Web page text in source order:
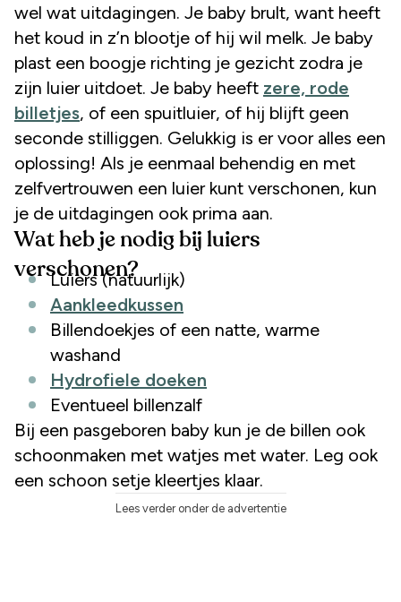
wel wat uitdagingen. Je baby brult, want heeft
het koud in z’n blootje of hij wil melk. Je baby
plast een boogje richting je gezicht zodra je
zijn luier uitdoet. Je baby heeft zere, rode
billetjes, of een spuitluier, of hij blijft geen
seconde stilliggen. Gelukkig is er voor alles een
oplossing! Als je eenmaal behendig en met
zelfvertrouwen een luier kunt verschonen, kun
je de uitdagingen ook prima aan.
Wat heb je nodig bij luiers
verschonen?
Luiers (natuurlijk)
Aankleedkussen
Billendoekjes of een natte, warme
washand
Hydrofiele doeken
Eventueel billenzalf
Bij een pasgeboren baby kun je de billen ook
schoonmaken met watjes met water. Leg ook
een schoon setje kleertjes klaar.
Lees verder onder de advertentie